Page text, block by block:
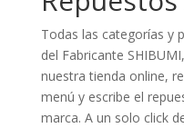
Todas las categorías y
del Fabricante
nuestra tienda online,
menú y escribe el
marca. A un solo click